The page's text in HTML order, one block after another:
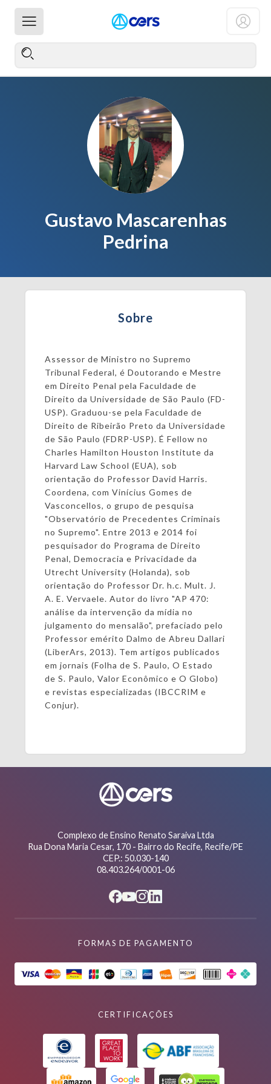
Gustavo Mascarenhas
Pedrina
Sobre
Assessor de Ministro no Supremo
Tribunal Federal, é Doutorando e Mestre
em Direito Penal pela Faculdade de
Direito da Universidade de São Paulo (FD-
USP). Graduou-se pela Faculdade de
Direito de Ribeirão Preto da Universidade
de São Paulo (FDRP-USP). É Fellow no
Charles Hamilton Houston Institute da
Harvard Law School (EUA), sob
orientação do Professor David Harris.
Coordena, com Vinícius Gomes de
Vasconcellos, o grupo de pesquisa
"Observatório de Precedentes Criminais
no Supremo". Entre 2013 e 2014 foi
pesquisador do Programa de Direito
Penal, Democracia e Privacidade da
Utrecht University (Holanda), sob
orientação do Professor Dr. h.c. Mult. J.
A. E. Vervaele. Autor do livro "AP 470:
análise da intervenção da mídia no
julgamento do mensalão", prefaciado pelo
Professor emérito Dalmo de Abreu Dallari
(LiberArs, 2013). Tem artigos publicados
em jornais (Folha de S. Paulo, O Estado
de S. Paulo, Valor Econômico e O Globo)
e revistas especializadas (IBCCRIM e
Conjur).
Complexo de Ensino Renato Saraiva Ltda
Rua Dona Maria Cesar, 170 - Bairro do Recife, Recife/PE
CEP.: 50.030-140
08.403.264/0001-06
FORMAS DE PAGAMENTO
CERTIFICAÇÕES